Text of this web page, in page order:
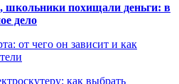
школьники похищали деньги: в
дело
от чего он зависит и как
как выбрать